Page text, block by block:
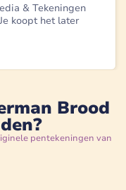
& Tekeningen
koopt het later
Brood
pentekeningen van